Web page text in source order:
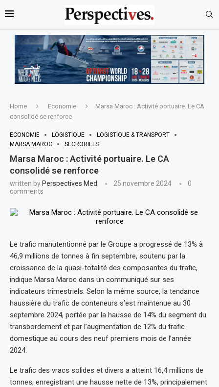
Home Economie
Marsa Maroc : Activité portuaire. Le CA
consolidé se renforce
ECONOMIE LOGISTIQUE
LOGISTIQUE & TRANSPORT
MARSA MAROC
SECRORIELS
Marsa Maroc : Activité portuaire. Le CA
consolidé se renforce
written by Perspectives Med 25 novembre 2024
0
comments
Le trafic manutentionné par le Groupe a progressé de 13% à
46,9 millions de tonnes à fin septembre, soutenu par la
croissance de la quasi-totalité des composantes du trafic,
indique Marsa Maroc dans un communiqué sur ses
indicateurs trimestriels. Selon la même source, la tendance
haussière du trafic de conteneurs s’est maintenue au 30
septembre 2024, portée par la hausse de 14% du segment du
transbordement et par l’augmentation de 12% du trafic
domestique au cours des neuf premiers mois de l’année
2024.
Le trafic des vracs solides et divers a atteint 16,4 millions de
tonnes, enregistrant une hausse nette de 13%, principalement